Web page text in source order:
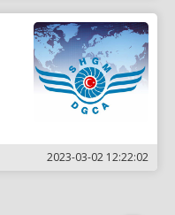
2023-03-02 12:22:02